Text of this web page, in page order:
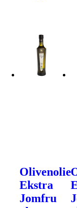
Olivenolie
Ekstra
Jomfru